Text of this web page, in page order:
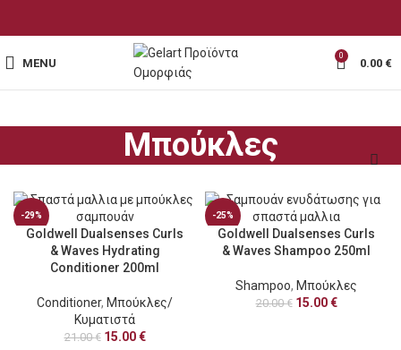
MENU
0
0.00 €
Μπούκλες
-29%
Goldwell Dualsenses Curls
& Waves Hydrating
Conditioner 200ml
Conditioner, Μπούκλες/
Κυματιστά
21.00€ 15.00€
-25%
SOLD
OUT
Goldwell Dualsenses Curls
& Waves Shampoo 250ml
Shampoo, Μπούκλες
20.00€ 15.00€